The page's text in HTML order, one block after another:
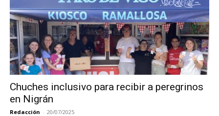
Chuches inclusivo para recibir a peregrinos
en Nigrán
Redacción - 20/07/2025